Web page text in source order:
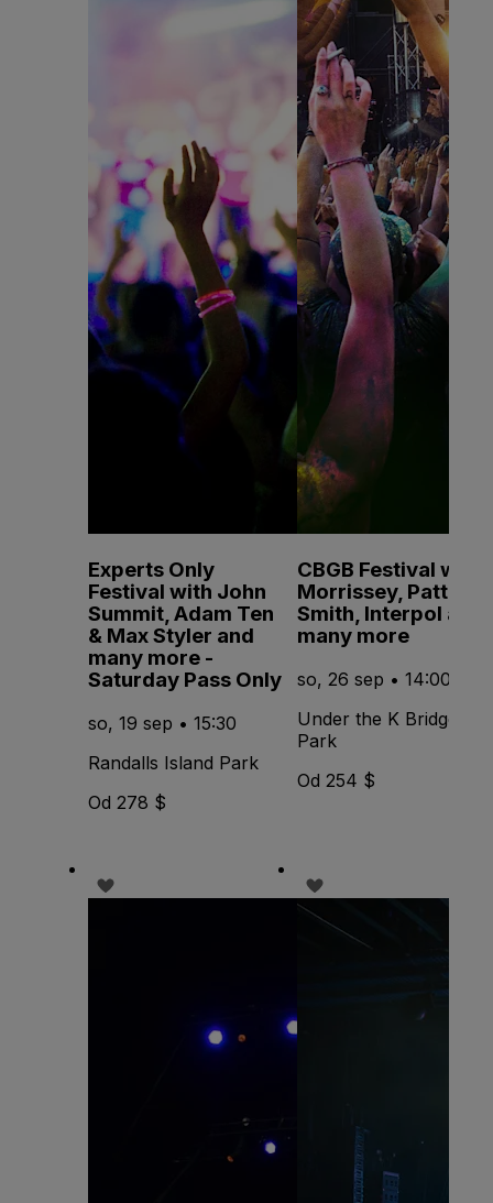
Experts Only
Festival with John
Summit, Adam Ten
& Max Styler and
many more -
Saturday Pass Only
so, 19 sep • 15:30
Randalls Island Park
Od 278 $
CBGB Festival with
Morrissey, Patti
Smith, Interpol and
many more
so, 26 sep • 14:00
Under the K Bridge
Park
Od 254 $